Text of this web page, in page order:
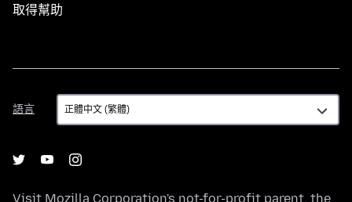
取得幫助
語言
語
言
Visit Mozilla Corporation's not-for-profit parent, the